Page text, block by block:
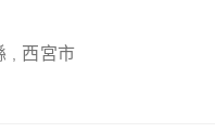
西宮市